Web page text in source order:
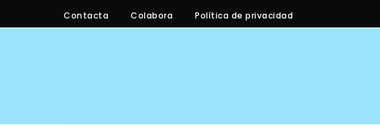
Contacta Colabora Política de privacidad